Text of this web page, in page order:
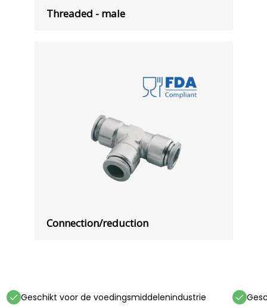
Threaded - male
Connection/reduction
Geschikt voor de voedingsmiddelenindustrie